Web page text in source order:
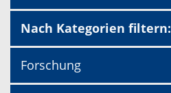
Nach Kategorien filtern:
Forschung